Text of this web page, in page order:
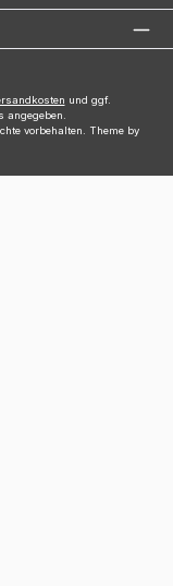
und ggf.
vorbehalten. Theme by